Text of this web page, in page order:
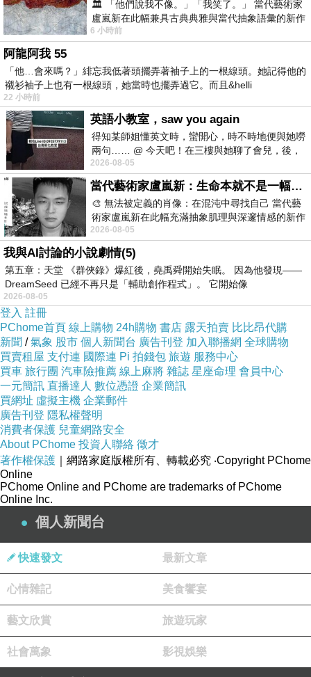
費《迪士尼美語世界試用包》
↓↓↓限量特優價格按鈕↓↓↓
🏛️ 「他們說我不像。」「我笑了。」 當代藝術家
盧嵐新在此幅兼具古典典雅與當代抽象語彙的新作
中，以沈靜的藍色空間為背景，描繪了
6 小時前
阿龍阿我 55
「他…會來嗎？」緋忘我低著頭擺弄著袖子上的一根線頭。她記得他的
襯衫袖子上也有一根線頭，她當時也擺弄過它。而且&helli
22 小時前
英語小教室，saw you again
得知某師姐懂英文時，蠻開心，時不時地便與她嘮
兩句…… @ 今天吧！在三樓與她聊了會兒，後，
下二樓居然又撞到她，於是
2026-08-05
當代藝術家盧嵐新：生命本就不是一幅能被定義的肖像，在混亂與交疊中拼湊完整的靈魂
🎨 無法被定義的肖像：在混沌中尋找自己 當代藝
術家盧嵐新在此幅充滿抽象肌理與深邃情感的新作
中，以灰白為基底，交織著塗抹、刮擦與
2026-08-05
我與AI討論的小說劇情(5)
第五章：天堂 《群俠錄》爆紅後，堯禹舜開始失眠。 因為他發現——
DreamSeed 已經不再只是「輔助創作程式」。 它開始像
2026-08-05
登入 註冊
PChome首頁 線上購物 24h購物 書店 露天拍賣 比比昂代購
新聞 /氣象 股市 個人新聞台 廣告刊登 加入聯播網 全球購物
買賣租屋 支付連 國際連 Pi 拍錢包 旅遊 服務中心
買車 旅行團 汽車險推薦 線上麻將 雜誌 星座命理 會員中心
一元簡訊 直播達人 數位憑證 企業簡訊
買網址 虛擬主機 企業郵件
廣告刊登 隱私權聲明
消費者保護 兒童網路安全
About PChome 投資人聯絡 徵才
著作權保護 ｜網路家庭版權所有、轉載必究 ‧Copyright PChome
Online
PChome Online and PChome are trademarks of PChome
Online Inc.
個人新聞台
快速發文 最新文章
心情雜記 美食饗宴
藝文欣賞 旅遊玩家
社會萬象 影視娛樂